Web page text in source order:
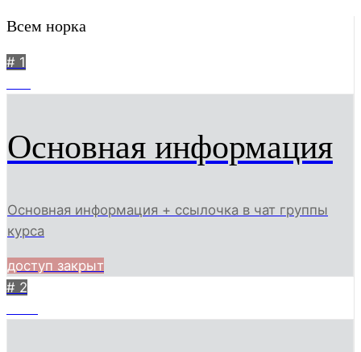
Всем норка
# 1
Основная информация
Основная информация + ссылочка в чат группы
курса
доступ закрыт
# 2